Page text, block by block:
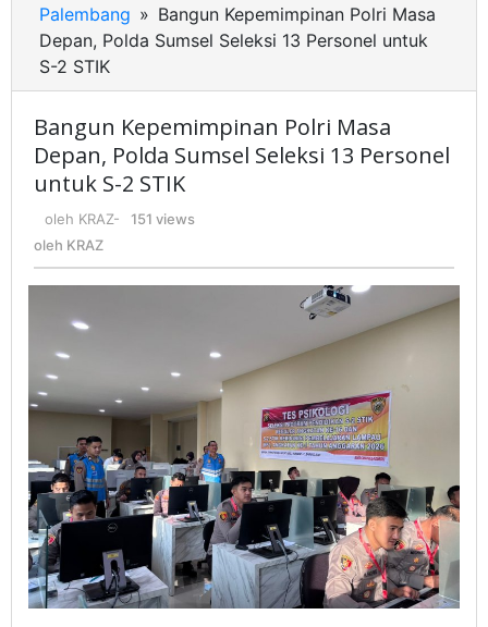
Palembang » Bangun Kepemimpinan Polri Masa
Depan, Polda Sumsel Seleksi 13 Personel untuk
S-2 STIK
Bangun Kepemimpinan Polri Masa
Depan, Polda Sumsel Seleksi 13 Personel
untuk S-2 STIK
oleh KRAZ-
151 views
oleh KRAZ